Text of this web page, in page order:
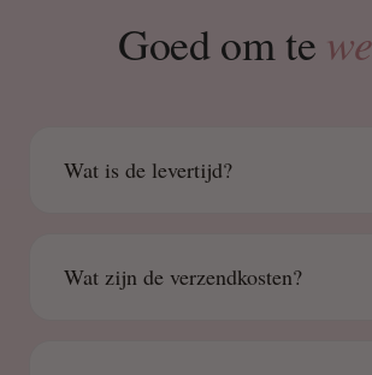
Goed om te
Wat is de levertijd?
Wat zijn de verzendkosten?